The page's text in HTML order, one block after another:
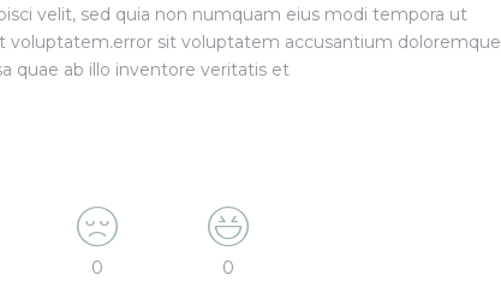
velit, sed quia non numquam eius modi tempora ut
voluptatem.error sit voluptatem accusantium doloremque
quae ab illo inventore veritatis et
0 0